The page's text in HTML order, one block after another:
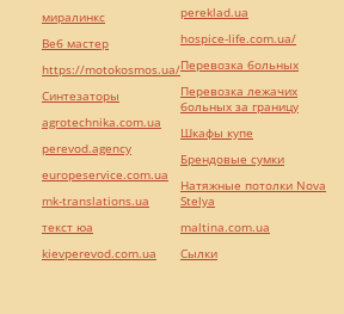
миралинкс
Веб мастер
https://motokosmos.ua/
Синтезаторы
agrotechnika.com.ua
perevod.agency
europeservice.com.ua
mk-translations.ua
текст юа
kievperevod.com.ua
pereklad.ua
hospice-life.com.ua/
Перевозка больных
Перевозка лежачих
больных за границу
Шкафы купе
Брендовые сумки
Натяжные потолки Nova
Stelya
maltina.com.ua
Cылки